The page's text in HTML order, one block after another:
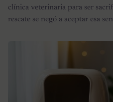
clínica veterinaria para ser
rescate se negó a aceptar esa